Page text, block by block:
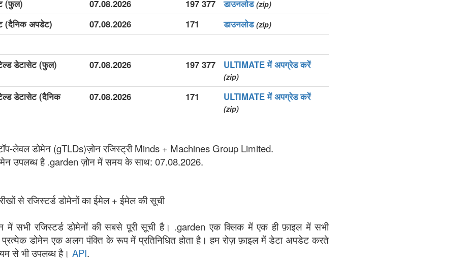
(फुल) 07.08.2026 197 377 डाउनलोड (zip)
(दैनिक अपडेट) 07.08.2026 171 डाउनलोड (zip)
डेटासेट (फुल) 07.08.2026 197 377 ULTIMATE में अपग्रेड करें
(zip)
डेटासेट (दैनिक
07.08.2026 171 ULTIMATE में अपग्रेड करें
(zip)
लेवल डोमेन (gTLDs)ज़ोन रजिस्ट्री Minds + Machines Group Limited.
उपलब्ध है .garden ज़ोन में समय के साथ: 07.08.2026.
से रजिस्टर्ड डोमेनों का ईमेल + ईमेल की सूची
में सभी रजिस्टर्ड डोमेनों की सबसे पूरी सूची है। .garden एक क्लिक में एक ही फ़ाइल में सभी
डोमेन एक अलग पंक्ति के रूप में प्रतिनिधित होता है। हम रोज़ फ़ाइल में डेटा अपडेट करते
से भी उपलब्ध है। API.